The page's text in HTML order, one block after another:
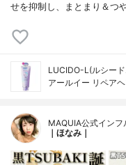
せを抑制し、まとまり＆つ
LUCIDO-L(ルシー
アールイー リペア
MAQUIA公式イン
｜ほなみ｜